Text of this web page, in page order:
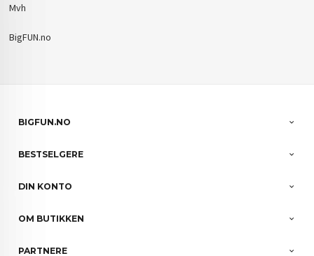
Mvh
BigFUN.no
BIGFUN.NO
BESTSELGERE
DIN KONTO
OM BUTIKKEN
PARTNERE